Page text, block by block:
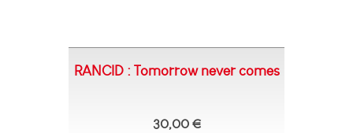
RANCID : Tomorrow never comes
30,00 €